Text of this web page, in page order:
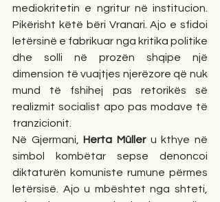
mediokritetin e ngritur në institucion.
Pikërisht këtë bëri Vranari. Ajo e sfidoi
letërsinë e fabrikuar nga kritika politike
dhe solli në prozën shqipe një
dimension të vuajtjes njerëzore që nuk
mund të fshihej pas retorikës së
realizmit socialist apo pas modave të
tranzicionit.
Në Gjermani, Herta Müller u kthye në
simbol kombëtar sepse denoncoi
diktaturën komuniste rumune përmes
letërsisë. Ajo u mbështet nga shteti,